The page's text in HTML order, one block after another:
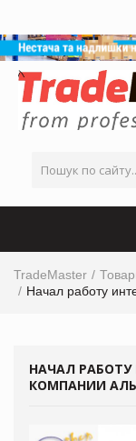
TradeMaster
Начал работу
НАЧАЛ
КОМПАНИИ